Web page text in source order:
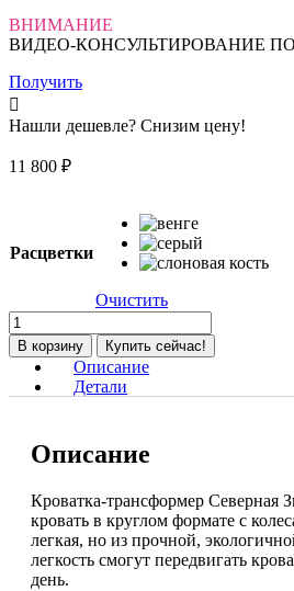
ВНИМАНИЕ
ВИДЕО-КОНСУЛЬТИРОВАНИЕ
Получить
Нашли дешевле? Снизим цену!
11 800 ₽
Расцветки
Очистить
Количество
товара
Кровать
Северная
цвет
белый
В корзину Купить сейчас!
Описание
Детали
Описание
Кроватка-трансформер Северная
кровать в круглом формате с
легкая, но из прочной,
легкость смогут передвигать
день.